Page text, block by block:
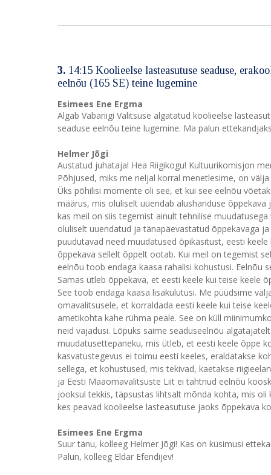
3. 14:15 Koolieelse lasteasutuse seaduse,
eelnõu (165 SE) teine lugemine
Esimees Ene Ergma
Algab Vabariigi Valitsuse algatatud koolieelse
seaduse eelnõu teine lugemine. Ma palun
Helmer Jõgi
Austatud juhataja! Hea Riigikogu! Kultuurikomisjon
Põhjused, miks me neljal korral menetlesime, on
Üks põhilisi momente oli see, et kui see eelnõu
määrus, mis oluliselt uuendab alushariduse
kas meil on siis tegemist ainult tehnilise
oluliselt uuendatud ja tänapäevastatud õppekavaga
puudutavad need muudatused õpikäsitust, eesti
õppekava sellelt õppelt ootab. Kui meil on tegemist
eelnõu toob endaga kaasa rahalisi kohustusi. Eelnõu
Samas ütleb õppekava, et eesti keele kui teise keele
See toob endaga kaasa lisakulutusi. Me püüdsime
omavalitsusele, et korraldada eesti keele kui teise
ametikohta kahe rühma peale. See on küll
neid vajadusi. Lõpuks saime seaduseelnõu
muudatusettepaneku, mis ütleb, et eesti keele õppe
kasvatustegevus ei toimu eesti keeles, eraldatakse
sellega, et kohustused, mis tekivad, kaetakse
ja Eesti Maaomavalitsuste Liit ei tahtnud eelnõu
jooksul tekkis, täpsustas lihtsalt mõnda kohta, mis
kes peavad koolieelse lasteasutuse jaoks õppekava
Esimees Ene Ergma
Suur tänu, kolleeg Helmer Jõgi! Kas on küsimusi
Palun, kolleeg Eldar Efendijev!